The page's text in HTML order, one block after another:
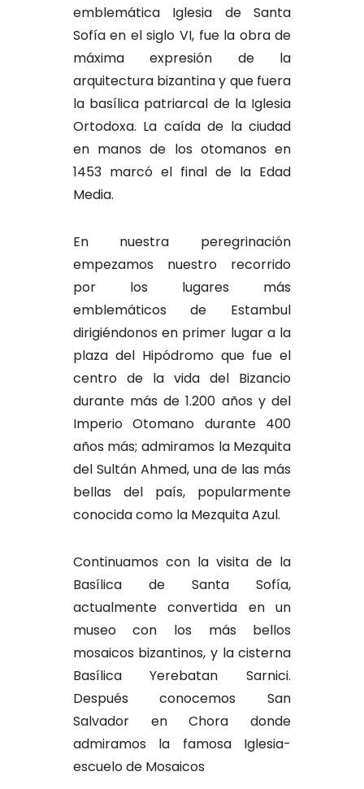
emblemática Iglesia de Santa
Sofía en el siglo VI, fue la obra de
máxima expresión de la
arquitectura bizantina y que fuera
la basílica patriarcal de la Iglesia
Ortodoxa. La caída de la ciudad
en manos de los otomanos en
1453 marcó el final de la Edad
Media.
En nuestra peregrinación
empezamos nuestro recorrido
por los lugares más
emblemáticos de Estambul
dirigiéndonos en primer lugar a la
plaza del Hipódromo que fue el
centro de la vida del Bizancio
durante más de 1.200 años y del
Imperio Otomano durante 400
años más; admiramos la Mezquita
del Sultán Ahmed, una de las más
bellas del país, popularmente
conocida como la Mezquita Azul.
Continuamos con la visita de la
Basílica de Santa Sofía,
actualmente convertida en un
museo con los más bellos
mosaicos bizantinos, y la cisterna
Basílica Yerebatan Sarnici.
Después conocemos San
Salvador en Chora donde
admiramos la famosa Iglesia-
escuelo de Mosaicos